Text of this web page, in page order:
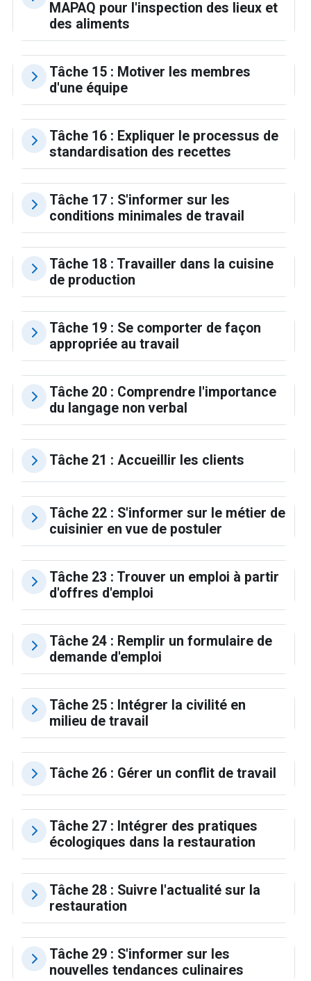
MAPAQ pour l'inspection des lieux et
des aliments
Tâche 15 : Motiver les membres
d'une équipe
Tâche 16 : Expliquer le processus de
standardisation des recettes
Tâche 17 : S'informer sur les
conditions minimales de travail
Tâche 18 : Travailler dans la cuisine
de production
Tâche 19 : Se comporter de façon
appropriée au travail
Tâche 20 : Comprendre l'importance
du langage non verbal
Tâche 21 : Accueillir les clients
Tâche 22 : S'informer sur le métier de
cuisinier en vue de postuler
Tâche 23 : Trouver un emploi à partir
d'offres d'emploi
Tâche 24 : Remplir un formulaire de
demande d'emploi
Tâche 25 : Intégrer la civilité en
milieu de travail
Tâche 26 : Gérer un conflit de travail
Tâche 27 : Intégrer des pratiques
écologiques dans la restauration
Tâche 28 : Suivre l'actualité sur la
restauration
Tâche 29 : S'informer sur les
nouvelles tendances culinaires